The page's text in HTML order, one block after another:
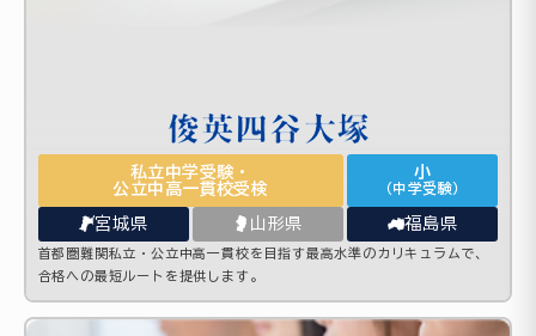
私立中学受験・
公立中高一貫校受検
小
（中学受験）
宮城県 山形県 福島県
首都圏難関私立・公立中高一貫校を目指す最高水準のカリキュラムで、
合格への最短ルートを提供します。